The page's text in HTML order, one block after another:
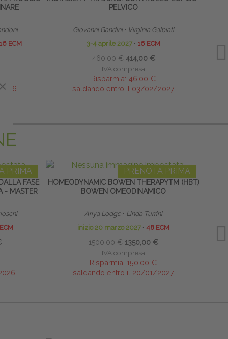
16 ECM
PELVICO
Giovanni Gandini ∙ Virginia Galbiati
3-4 aprile 2027 ∙ 16 ECM
460,00 € 414,00 €
IVA compresa
Risparmia: 46,00 €
saldando entro il 03/02/2027
PRIMA
FASE
- MASTER
PRENOTA PRIMA
HOMEODYNAMIC BOWEN THERAPYTM (HBT)
BOWEN OMEODINAMICO
Ariya Lodge ∙ Linda Turrini
inizio 20 marzo 2027 ∙ 48 ECM
1500,00 € 1350,00 €
IVA compresa
Risparmia: 150,00 €
saldando entro il 20/01/2027
×
×